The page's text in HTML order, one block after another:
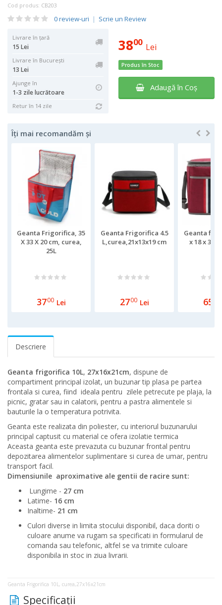
Cod produs: CB203
0 review-uri | Scrie un Review
Livrare în țară
15 Lei
Livrare în București
13 Lei
Ajunge în
1-3 zile lucrătoare
Retur în 14 zile
3800 Lei
Produs în Stoc
Adaugă în Coş
Îți mai recomandăm și
Geanta Frigorifica, 35
X 33 X 20 cm, curea,
25L
3700 Lei
Geanta Frigorifica 4.5
L,curea,21x13x19 cm
2700 Lei
Geanta
x 18 x 31
65
Descriere
Geanta frigorifica 10L, 27x16x21cm, dispune de
compartiment principal izolat, un buzunar tip plasa pe partea
frontala si curea, fiind ideala pentru zilele petrecute pe plaja, la
picnic, gratar sau in calatorii, pentru a pastra alimentele si
bauturile la o temperatura potrivita.
Geanta este realizata din poliester, cu interiorul buzunarului
principal captusit cu material ce ofera izolatie termica
Aceasta geanta este prevazuta cu buzunar frontal pentru
depozitarea alimentelor suplimentare si curea de umar, pentru
transport facil.
Dimensiunile aproximative ale gentii de racire sunt:
Lungime - 27 cm
Latime- 16 cm
Inaltime- 21 cm
Culori diverse in limita stocului disponibil, daca doriti o
culoare anume va rugam sa specificati in formularul de
comanda sau telefonic, altfel se va trimite culoare
disponibila in stoc in ziua livrarii.
Geanta Frigorifica 10L, curea,27x16x21cm
Specificaţii